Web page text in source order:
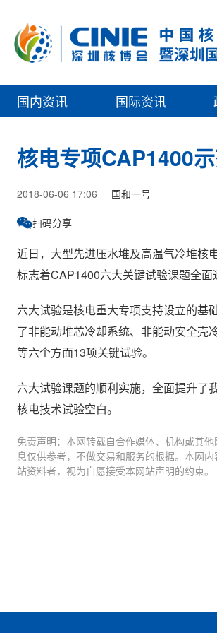
国内资讯 国际资讯
核电专项CAP1400
2018-06-06 17:06 国和一号
扫码分享
近日，大型先进压水堆及高温气冷堆核
标志着CAP1400六大关键试验课题全面
六大试验是核电重大专项支持设立的基
了非能动堆芯冷却系统、非能动安全
等六个方面13项关键试验。
六大试验课题的顺利实施，全面提升了
核电技术试验空白。
免责声明：本网转载自合作媒体、机构或其
息仅供参考，不做交易和服务的根据。本网
站资料者，视为自愿接受本网站声明的约束。